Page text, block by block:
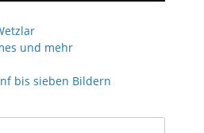
und mehr
bis sieben Bildern